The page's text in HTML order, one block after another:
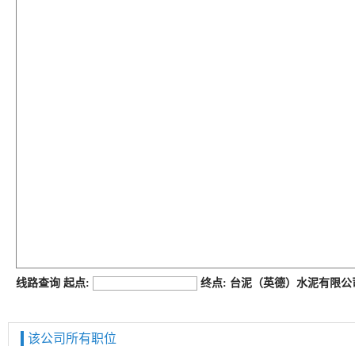
线路查询 起点: 终点: 台泥（英德）水泥有限
该公司所有职位